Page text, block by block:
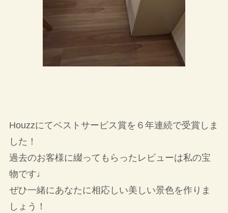
Houzzにてベストサービス賞を６年連続で受賞しま
した！
過去のお客様に綴ってもらったレビューは私の宝
物です♩
ぜひ一緒にあなたに相応しい美しい景色を作りま
しょう！